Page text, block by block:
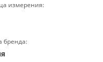
измерения:
бренда: